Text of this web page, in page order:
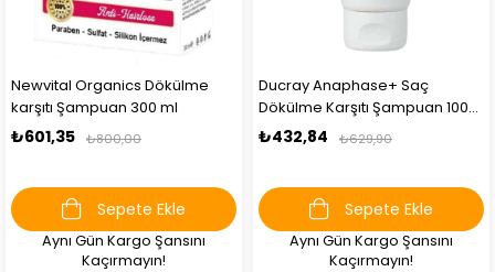
Newvital Organics Dökülme
karşıtı Şampuan 300 ml
₺601,35 ₺800,00
Sepete Ekle
Aynı Gün Kargo Şansını
Kaçırmayın!
Ducray Anaphase+ Saç
Dökülme Karşıtı Şampuan 100
ml
₺432,84 ₺629,90
Sepete Ekle
Aynı Gün Kargo Şansını
Kaçırmayın!